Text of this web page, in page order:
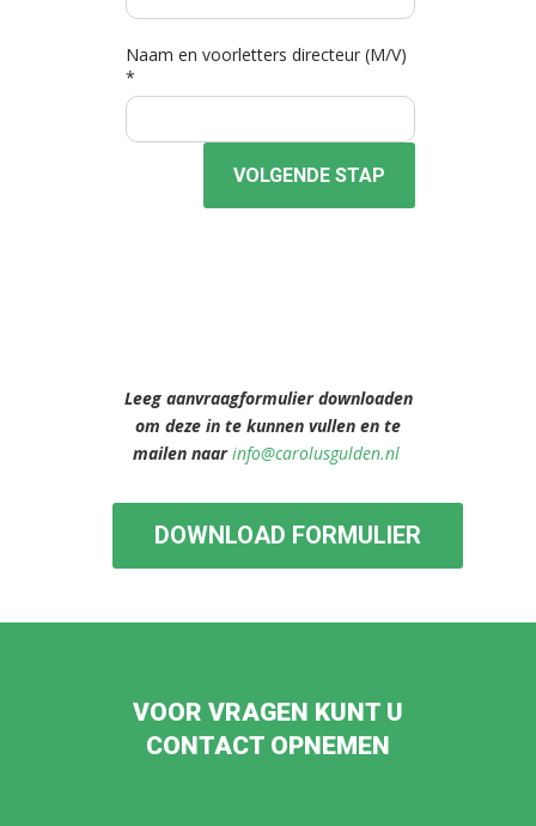
Naam en voorletters directeur (M/V)
*
VOLGENDE STAP
Leeg aanvraagformulier downloaden
om deze in te kunnen vullen en te
mailen naar info@carolusgulden.nl
DOWNLOAD FORMULIER
VOOR VRAGEN KUNT U
CONTACT OPNEMEN